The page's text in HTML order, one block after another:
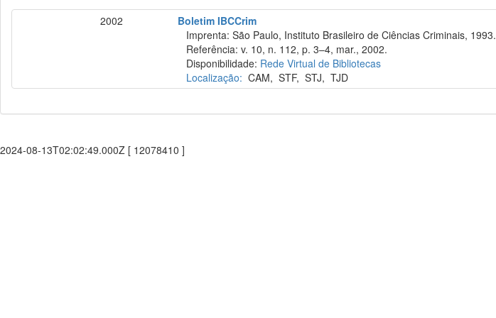
2002
Boletim IBCCrim
Imprenta: São Paulo, Instituto Brasileiro de Ciências Criminais, 1993.
Referência: v. 10, n. 112, p. 3–4, mar., 2002.
Disponibilidade: Rede Virtual de Bibliotecas
Localização: CAM,STF,STJ,TJD
2024-08-13T02:02:49.000Z [ 12078410 ]